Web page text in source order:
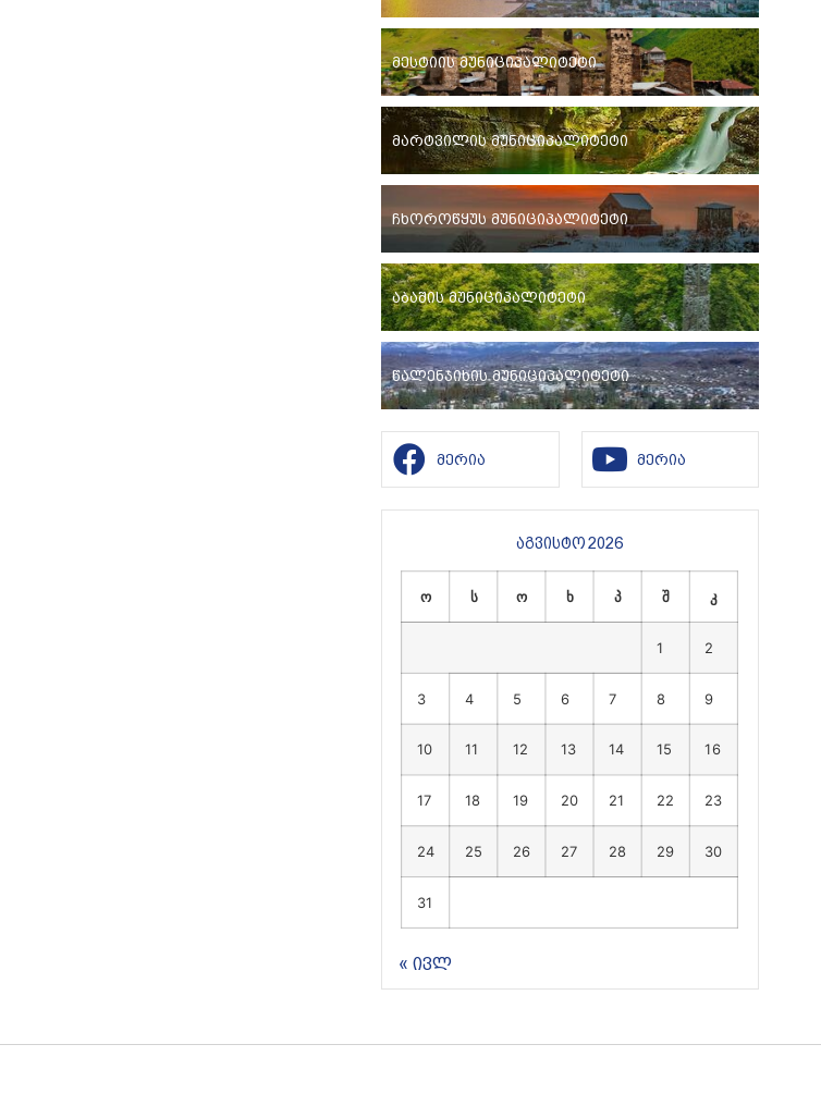
მესტიის მუნიციპალიტეტი
მარტვილის მუნიციპალიტეტი
ჩხოროწყუს მუნიციპალიტეტი
აბაშის მუნიციპალიტეტი
წალენჯიხის მუნიციპალიტეტი
მერია მერია
აგვისტო 2026
ო ს ო ხ პ შ კ
1 2
3 4 5 6 7 8 9
10 11 12 13 14 15 16
17 18 19 20 21 22 23
24 25 26 27 28 29 30
31
« ივლ